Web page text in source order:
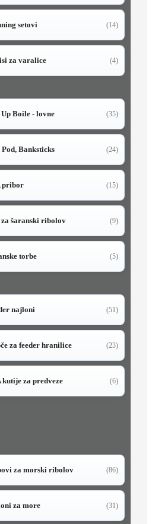
setovi (14)
za varalice (4)
Up Boile - lovne (35)
Pod, Banksticks (24)
pribor (15)
šaranski ribolov (9)
torbe (5)
najloni (51)
za feeder hranilice (23)
kutije za predveze (6)
za morski ribolov (86)
za more (31)